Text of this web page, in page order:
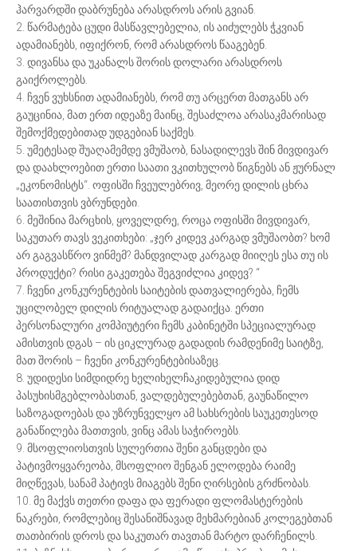
ჰარვარდში დაბრუნება არასდროს არის გვიან.
2. წარმატება ცუდი მასწავლებელია, ის აიძულებს ჭკვიან
ადამიანებს, იფიქრონ, რომ არასდროს წააგებენ.
3. დივანსა და უკანალს შორის დოლარი არასდროს
გაიქროლებს.
4. ჩვენ ვუხსნით ადამიანებს, რომ თუ არცერთ მათგანს არ
გაუცინია, მათ ერთ იდეაზე მაინც, შესაძლოა არასაკმარისად
შემოქმედებითად უდგებიან საქმეს.
5. უმეტესად შუაღამემდე ვმუშაობ, ნასადილევს შინ მივდივარ
და დაახლოებით ერთი საათი ვკითხულობ წიგნებს ან ჟურნალ
„ეკონომისტს“. ოფისში ჩვეულებრივ, მეორე დილის ცხრა
საათისთვის ვბრუნდები.
6. მეშინია მარცხის, ყოველდრე, როცა ოფისში მივდივარ,
საკუთარ თავს ვეკითხები: „ჯერ კიდევ კარგად ვმუშაობთ? ხომ
არ გაგვასწრო ვინმემ? მანდვილად კარგად მიიღეს ესა თუ ის
პროდუქტი? რისი გაკეთება შეგვიძლია კიდევ? “
7. ჩვენი კონკურენტების საიტების დათვალიერება, ჩემს
უცილობელ დილის რიტუალად გადაიქცა. ერთი
პერსონალური კომპიუტერი ჩემს კაბინეტში სპეციალურად
ამისთვის დგას – ის ციკლურად გადადის რამდენიმე საიტზე,
მათ შორის – ჩვენი კონკურენტებისაზეც.
8. უდიდესი სიმდიდრე ხელიხელჩაკიდებულია დიდ
პასუხისმგებლობასთან, ვალდებულებებთან, გაუნაწილო
საზოგადოებას და უზრუნველყო ამ სახსრების საუკეთესოდ
განაწილება მათთვის, ვინც ამას საჭიროებს.
9. მსოფლიოსთვის სულერთია შენი განცდები და
პატივმოყვარეობა, მსოფლიო შენგან ელოდება რაიმე
მიღწევას, სანამ პატივს მიაგებს შენი ღირსების გრძნობას.
10. მე მაქვს თეთრი დაფა და ფერადი ფლომასტერების
ნაკრები, რომლებიც შესანიშნავად მეხმარებიან კოლეგებთან
თათბირის დროს და საკუთარ თავთან მარტო დარჩენილს.